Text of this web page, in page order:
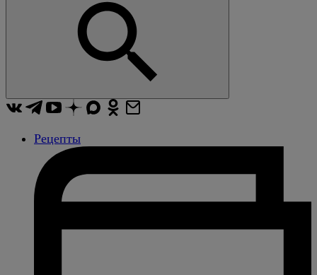
Рецепты